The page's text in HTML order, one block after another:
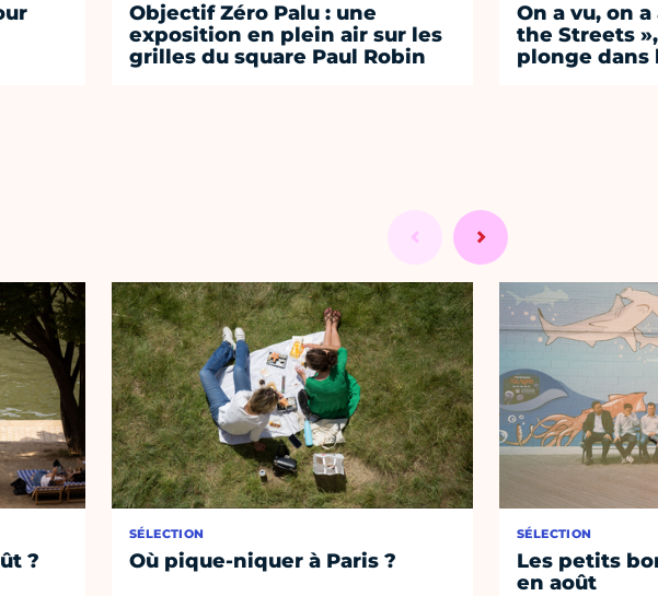
Objectif Zéro Palu : une
exposition en plein air sur les
grilles du square Paul Robin
On a vu, on
the Streets
plonge dans
?
SÉLECTION
Où pique-niquer à Paris ?
SÉLECTION
Les petits
en août